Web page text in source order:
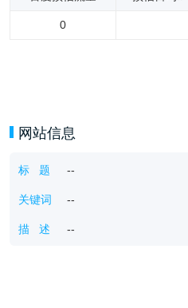
0
网站信息
标 题 --
关键词 --
描 述 --